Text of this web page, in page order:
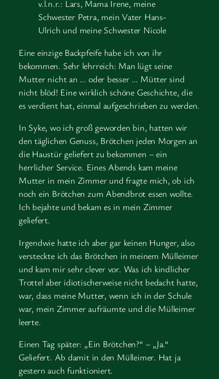
v.l.n.r.: Lars, Mama Irene, meine
Schwester Petra, mein Vater Hans-
Ulrich und meine Schwester Nicole
Eine einzige Backpfeife habe ich von ihr
bekommen. Sehr lehrreich: Man lügt seine
Mutter nicht an … oder besser … Mütter sind
nicht blöd! Eine wirklich schöne Geschichte, die
es verdient hat, einmal aufgeschrieben zu werden.
In Syke, wo ich groß geworden bin, hatten wir
den täglichen Genuss, Brötchen jeden Morgen an
die Haustür geliefert zu bekommen – ein
herrlicher Service. Eines Abends kam meine
Mutter in mein Zimmer und fragte mich, ob ich
noch ein Brötchen zum Abendbrot essen wollte.
Ich bejahte und bekam es in mein Zimmer
geliefert.
Irgendwie hatte ich aber gar keinen Hunger, also
versteckte ich das Brötchen in meinem Mülleimer
und kam mir sehr clever vor. Was ich kindlicher
Trottel aber idiotischerweise nicht bedacht hatte,
war, dass meine Mutter, wenn ich in der Schule
war, mein Zimmer aufräumte und die Mülleimer
leerte.
Einen Tag später: „Ein Brötchen?“ – „Ja.“
Geliefert. Ab damit in den Mülleimer. Hat ja
gestern auch funktioniert.